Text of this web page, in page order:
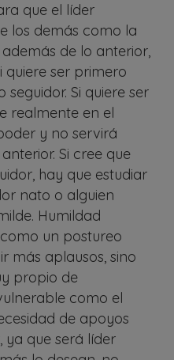
que el líder
los demás como la
de lo anterior,
quiere ser primero
seguidor. Si quiere ser
realmente en el
y no servirá
Si cree que
hay que estudiar
nato o alguien
Humildad
un postureo
más aplausos, sino
propio de
como el
de apoyos
ya que será líder